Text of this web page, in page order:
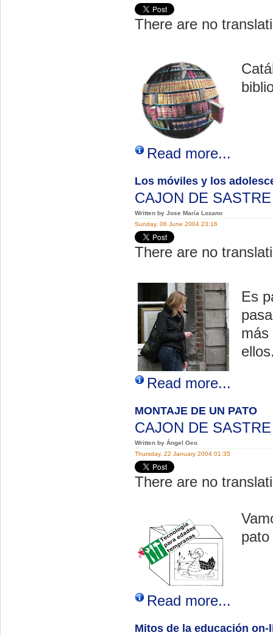
There are no
Read more...
Los móviles y los
CAJON DE
Written by Jose María Lozano
Sunday, 06 June 2004 23:16
There are no
Es
más
Read more...
MONTAJE DE UN PATO
CAJON DE
Written by Ángel Oeo
Thursday, 22 January 2004 01:35
There are no
Read more...
Mitos de la educación on-